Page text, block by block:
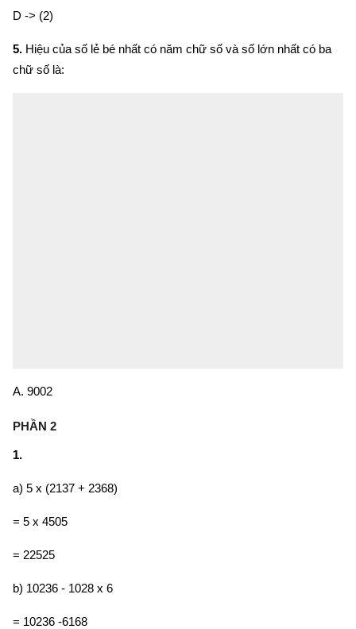
D -> (2)
5. Hiệu của số lẻ bé nhất có năm chữ số và số lớn nhất có ba
chữ số là:
A. 9002
PHẦN 2
1.
a) 5 x (2137 + 2368)
= 5 x 4505
= 22525
b) 10236 - 1028 x 6
= 10236 -6168